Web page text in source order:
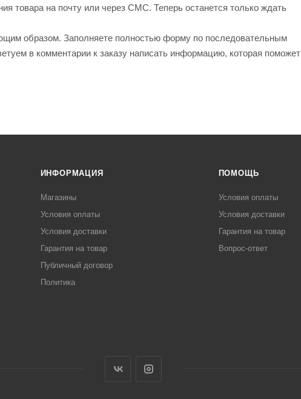
товара на почту или через СМС. Теперь останется только ждать
образом. Заполняете полностью форму по последовательным
в комментарии к заказу написать информацию, которая поможет
ИНФОРМАЦИЯ
Магазины
Условия оплаты
Условия доставки
Гарантия на товар
Публичный договор
Политика
ПОМОЩЬ
Условия оплаты
Условия доставки
Гарантия на товар
Вопрос-ответ